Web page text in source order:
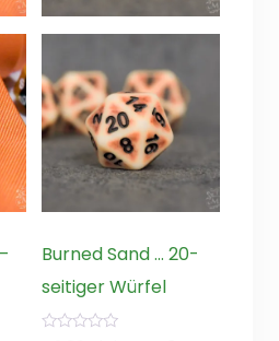
Burned Sand … 20-
seitiger Würfel